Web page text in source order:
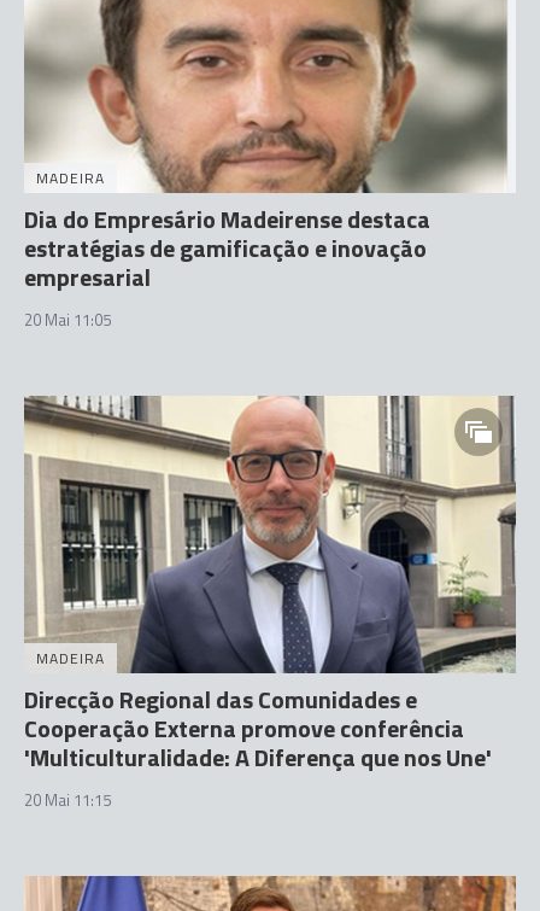
MADEIRA
Dia do Empresário Madeirense destaca
estratégias de gamificação e inovação
empresarial
20 Mai 11:05
MADEIRA
Direcção Regional das Comunidades e
Cooperação Externa promove conferência
'Multiculturalidade: A Diferença que nos Une'
20 Mai 11:15